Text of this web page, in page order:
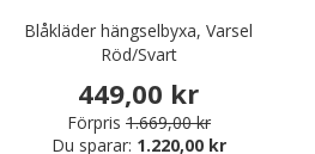
Blåkläder hängselbyxa, Varsel
Röd/Svart
449,00 kr
Förpris 1.669,00 kr
Du sparar: 1.220,00 kr